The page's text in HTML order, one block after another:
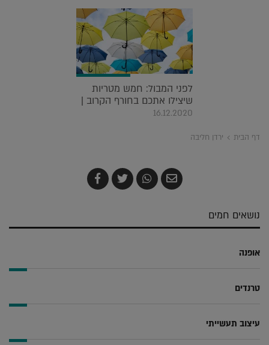
לפני המבול: חמש מטריות
שיצילו אתכם בחורף הקרוב |
16.12.2020
דף הבית ירדן חליבה
שלח
בדואר
שתף
ב-
צייץ
ב-
שתף
ב-
נושאים חמים
אופנה
טרנדים
עיצוב תעשייתי